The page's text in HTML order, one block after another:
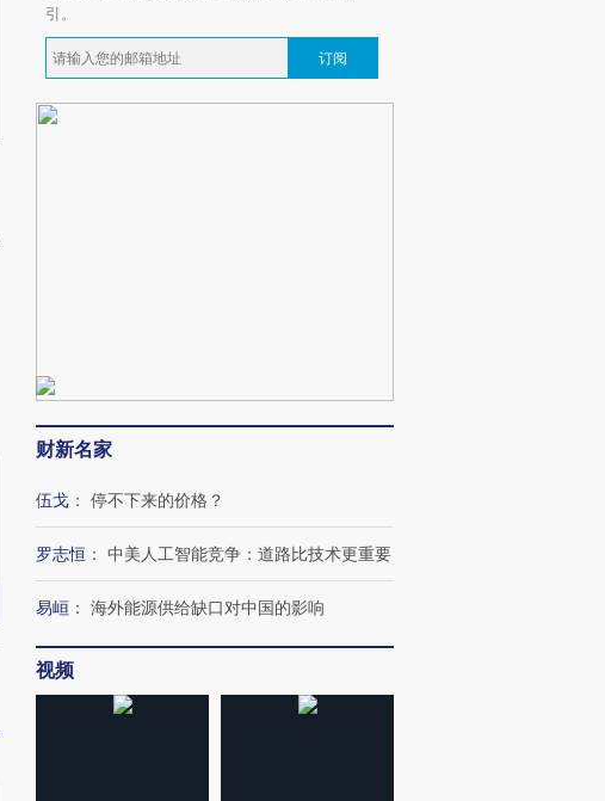
引。
订阅
财新名家
伍戈 ： 停不下来的价格？
罗志恒 ： 中美人工智能竞争：道路比技术更重要
易峘 ： 海外能源供给缺口对中国的影响
视频